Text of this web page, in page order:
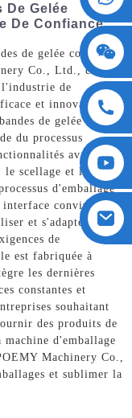
De Gelée
De Confiance
de gelée colorée de
Co., Ltd., conçue
l'industrie de
et innovante est
de gelée
du processus
avancées,
le scellage et la
d'emballage
conviviale et
et s'adapte aux
de
est fabriquée à
les dernières
constantes et
souhaitant
des produits de
d'emballage
Machinery Co.,
et sublimer la